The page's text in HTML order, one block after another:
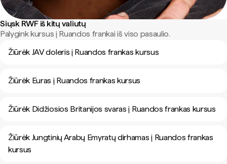
Siųsk RWF iš kitų valiutų
Palygink kursus į Ruandos frankai iš viso pasaulio.
Žiūrėk JAV doleris į Ruandos frankas kursus
Žiūrėk Euras į Ruandos frankas kursus
Žiūrėk Didžiosios Britanijos svaras į Ruandos frankas kursus
Žiūrėk Jungtinių Arabų Emyratų dirhamas į Ruandos frankas
kursus